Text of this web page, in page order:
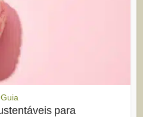
Guia
para